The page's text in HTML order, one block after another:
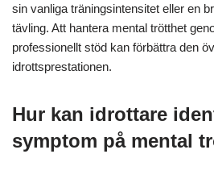
sin vanliga träningsintensitet eller en
tävling. Att hantera mental trötthet
professionellt stöd kan förbättra den
idrottsprestationen.
Hur kan idrottare
symptom på mental